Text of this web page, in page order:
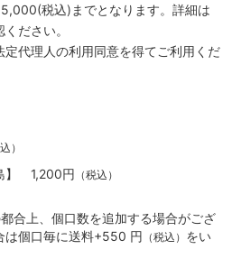
税込)までとなります。詳細は
ださい。
定代理人の利用同意を得てご利用くだ
）
】 1,200円 （税込）
合上、個口数を追加する場合がござ
は個口毎に送料+550 円 （税込） をい